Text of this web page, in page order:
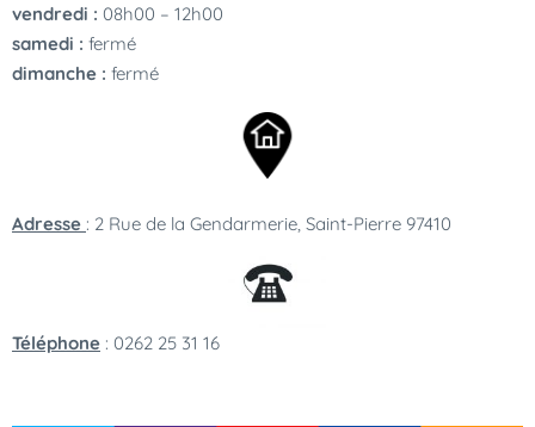
vendredi : 08h00 – 12h00
samedi : fermé
dimanche : fermé
Adresse : 2 Rue de la Gendarmerie, Saint-Pierre 97410
Téléphone : 0262 25 31 16